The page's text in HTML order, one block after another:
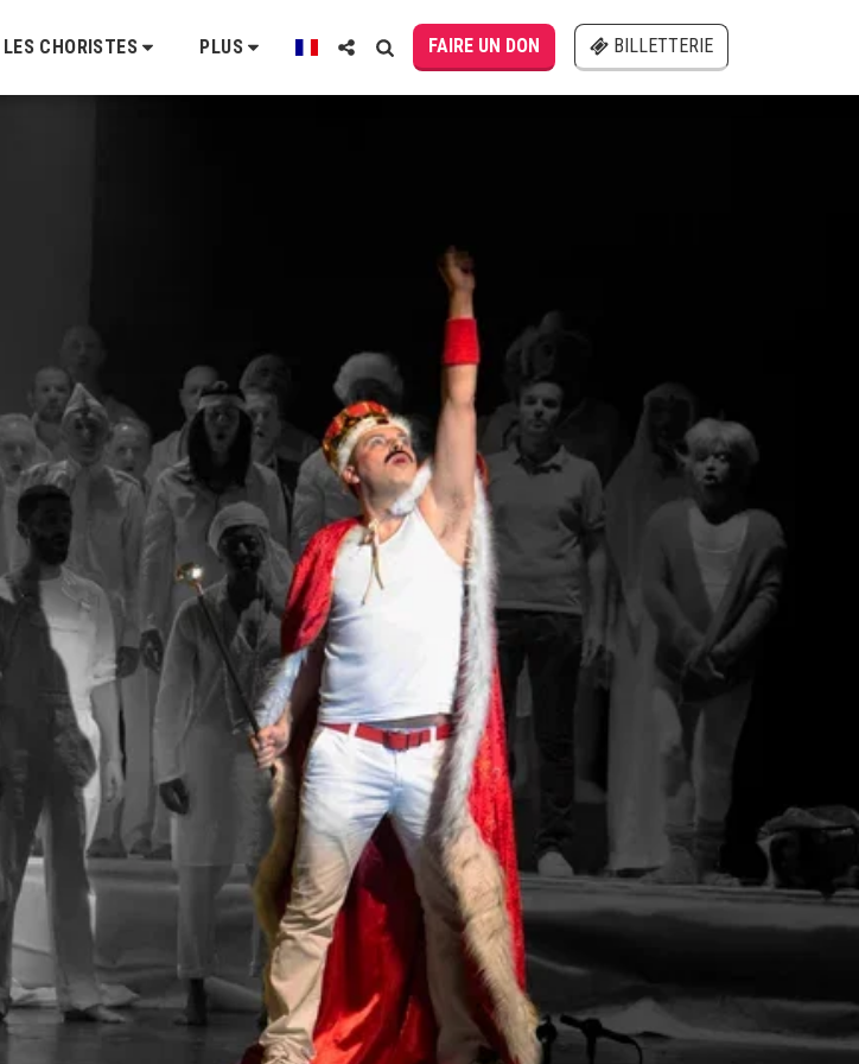
LES CHORISTES PLUS FAIRE UN DON BILLETTERIE